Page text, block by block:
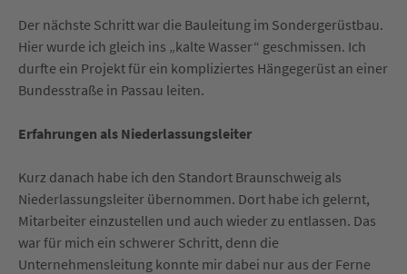
Der nächste Schritt war die Bauleitung im Sondergerüstbau.
Hier wurde ich gleich ins „kalte Wasser“ geschmissen. Ich
durfte ein Projekt für ein kompliziertes Hängegerüst an einer
Bundesstraße in Passau leiten.
Erfahrungen als Niederlassungsleiter
Kurz danach habe ich den Standort Braunschweig als
Niederlassungsleiter übernommen. Dort habe ich gelernt,
Mitarbeiter einzustellen und auch wieder zu entlassen. Das
war für mich ein schwerer Schritt, denn die
Unternehmensleitung konnte mir dabei nur aus der Ferne